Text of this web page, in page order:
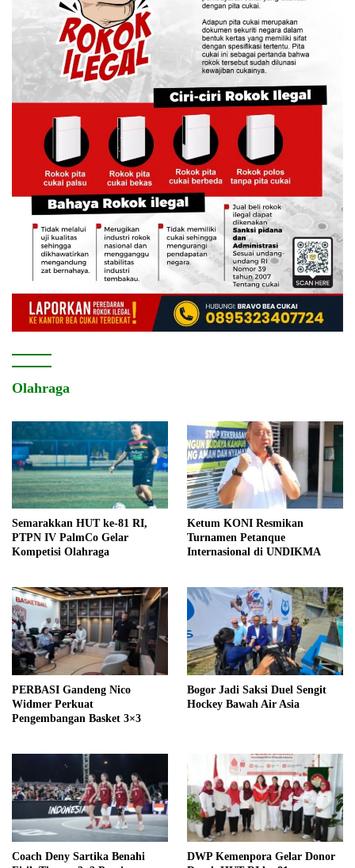
Olahraga
Semarakkan HUT ke-81 RI,
PTPN IV PalmCo Gelar
Kompetisi Olahraga
Ketum KONI Resmikan
Turnamen Petanque
Internasional di UNDIKMA
PERBASI Gandeng Nico
Widmer Perkuat
Pengembangan Basket 3×3
Bogor Jadi Saksi Duel Sengit
Hockey Bawah Air Asia
Coach Deny Sartika Benahi
DWP Kemenpora Gelar Donor